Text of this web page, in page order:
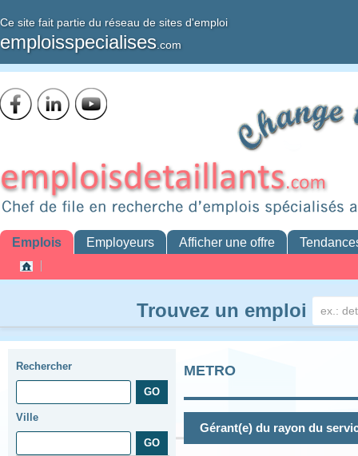
Ce site fait partie du réseau de sites d'emploi
emploisspecialises .com
Emplois Employeurs Afficher une offre
Trouvez un emploi
Rechercher
Ville
METRO
Gérant(e) du rayon du